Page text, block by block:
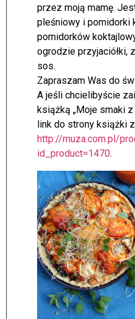
przez moją mamę.
pleśniowy i pomidorki
pomidorków
ogrodzie przyjaciółki,
sos.
Zapraszam Was do
A jeśli chcielibyście
książką „Moje smaki
link do strony książki
http://muza.com.pl/
id_product=1470.